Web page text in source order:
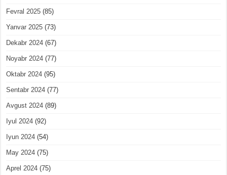
Fevral 2025 (85)
Yanvar 2025 (73)
Dekabr 2024 (67)
Noyabr 2024 (77)
Oktabr 2024 (95)
Sentabr 2024 (77)
Avgust 2024 (89)
Iyul 2024 (92)
Iyun 2024 (54)
May 2024 (75)
Aprel 2024 (75)